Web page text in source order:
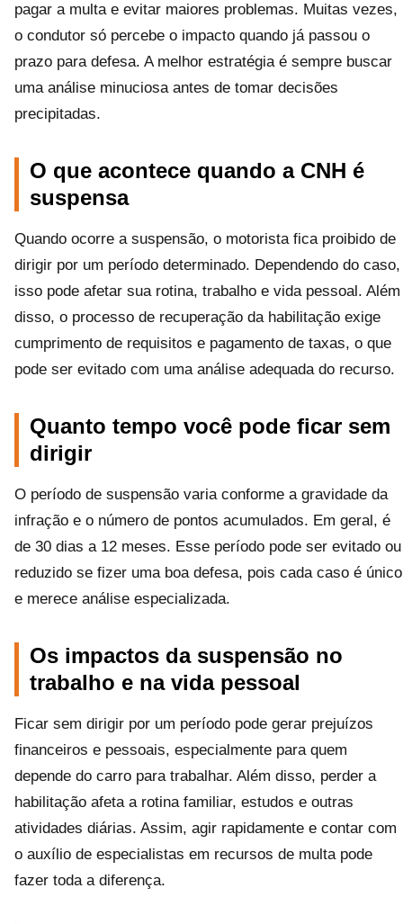
pagar a multa e evitar maiores problemas. Muitas vezes,
o condutor só percebe o impacto quando já passou o
prazo para defesa. A melhor estratégia é sempre buscar
uma análise minuciosa antes de tomar decisões
precipitadas.
O que acontece quando a CNH é
suspensa
Quando ocorre a suspensão, o motorista fica proibido de
dirigir por um período determinado. Dependendo do caso,
isso pode afetar sua rotina, trabalho e vida pessoal. Além
disso, o processo de recuperação da habilitação exige
cumprimento de requisitos e pagamento de taxas, o que
pode ser evitado com uma análise adequada do recurso.
Quanto tempo você pode ficar sem
dirigir
O período de suspensão varia conforme a gravidade da
infração e o número de pontos acumulados. Em geral, é
de 30 dias a 12 meses. Esse período pode ser evitado ou
reduzido se fizer uma boa defesa, pois cada caso é único
e merece análise especializada.
Os impactos da suspensão no
trabalho e na vida pessoal
Ficar sem dirigir por um período pode gerar prejuízos
financeiros e pessoais, especialmente para quem
depende do carro para trabalhar. Além disso, perder a
habilitação afeta a rotina familiar, estudos e outras
atividades diárias. Assim, agir rapidamente e contar com
o auxílio de especialistas em recursos de multa pode
fazer toda a diferença.